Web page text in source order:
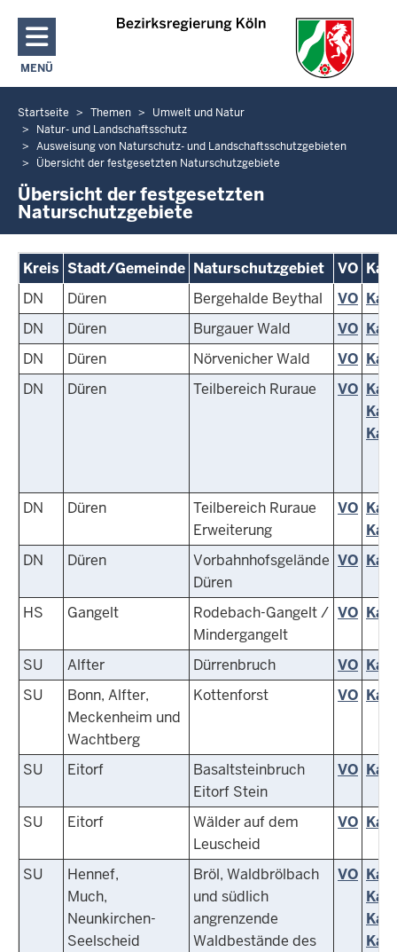
Direkt zum Inhalt
MENÜ
NAVIGATION AKTIVIEREN/DEAKTIVIEREN: HAUPTMENÜ
Sie
befinden
sich
hier
Startseite Themen
Umwelt und Natur
Natur- und Landschaftsschutz
Ausweisung von Naturschutz- und Landschaftsschutzgebieten
Übersicht der festgesetzten Naturschutzgebiete
Übersicht der festgesetzten
Naturschutzgebiete
Kreis Stadt/Gemeinde Naturschutzgebiet VO
DN
Düren Bergehalde Beythal VO
DN
Düren Burgauer Wald VO
DN
Düren Nörvenicher Wald VO
DN
Düren Teilbereich Ruraue VO
DN Düren
Teilbereich Ruraue
Erweiterung
VO
DN
Düren
Vorbahnhofsgelände
Düren
VO
HS Gangelt
Rodebach-Gangelt /
Mindergangelt
VO
SU Alfter Dürrenbruch VO
SU
Bonn, Alfter,
Meckenheim und
Wachtberg
Kottenforst VO
SU Eitorf
Basaltsteinbruch
Eitorf Stein
VO
SU Eitorf
Wälder auf dem
Leuscheid
VO
SU
Hennef,
Much,
Neunkirchen-
Seelscheid
Bröl, Waldbrölbach
und südlich
angrenzende
Waldbestände des
VO